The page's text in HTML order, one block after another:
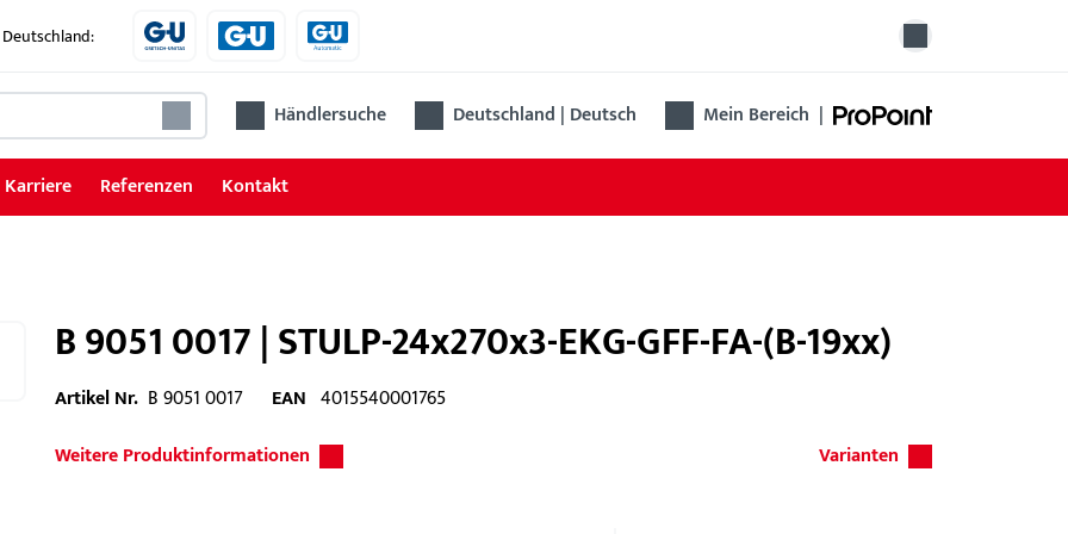
Händlersuche Deutschland | Deutsch Mein Bereich |
Karriere Referenzen Kontakt
B 9051 0017 | STULP-24x270x3-EKG-GFF-FA-(B-19xx)
Artikel Nr. B 9051 0017 EAN 4015540001765
Weitere Produktinformationen
Varianten